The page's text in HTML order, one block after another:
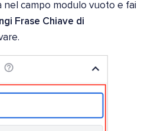
nel campo modulo vuoto e fai
Frase Chiave di